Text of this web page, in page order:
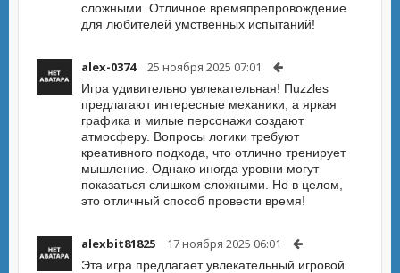
сложными. Отличное времяпрепровождение
для любителей умственных испытаний!
alex-0374 25 ноября 2025 07:01
Игра удивительно увлекательная! Пuzzles
предлагают интересные механики, а яркая
графика и милые персонажи создают
атмосферу. Вопросы логики требуют
креативного подхода, что отлично тренирует
мышление. Однако иногда уровни могут
показаться слишком сложными. Но в целом,
это отличный способ провести время!
alexbit81825 17 ноября 2025 06:01
Эта игра предлагает увлекательный игровой